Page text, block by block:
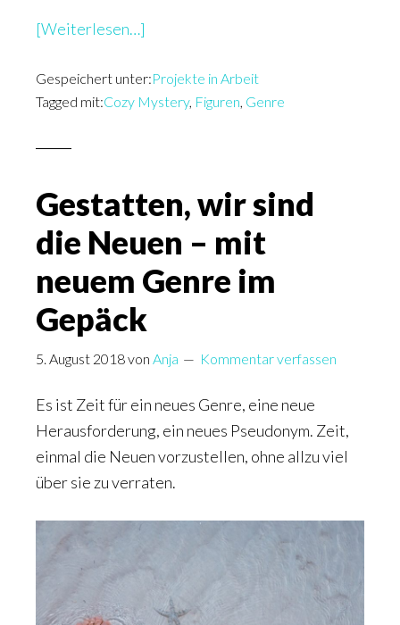
[Weiterlesen…]
Kuschel-
Krimis:
Gespeichert unter:Projekte in Arbeit
Tagged mit:Cozy Mystery, Figuren, Genre
Gestatten, wir sind
die Neuen – mit
neuem Genre im
Gepäck
5. August 2018von Anja Kommentar verfassen
Es ist Zeit für ein neues Genre, eine neue
Herausforderung, ein neues Pseudonym. Zeit,
einmal die Neuen vorzustellen, ohne allzu viel
über sie zu verraten.